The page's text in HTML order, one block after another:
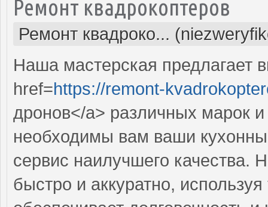
Ремонт квадрокоптеров
Ремонт квадроко...
Наша мастерская предлагает
href=https://remont-
дронов</a> различных марок
необходимы вам ваши
сервис наилучшего
быстро и аккуратно,